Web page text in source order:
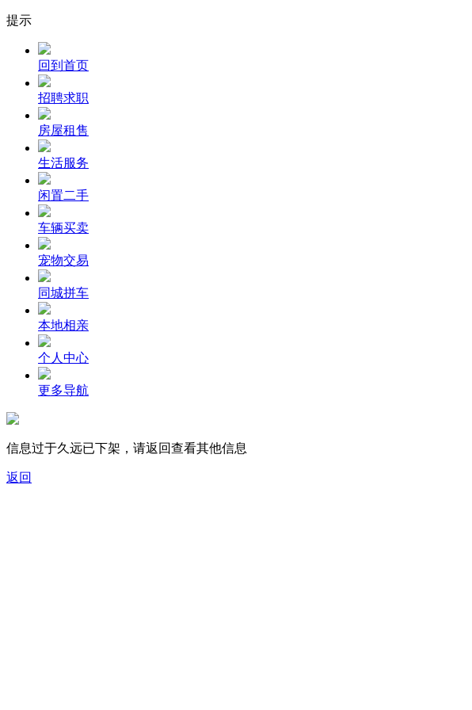
提示
回到首页
招聘求职
房屋租售
生活服务
闲置二手
车辆买卖
宠物交易
同城拼车
本地相亲
个人中心
更多导航
信息过于久远已下架，请返回查看其他信息
返回